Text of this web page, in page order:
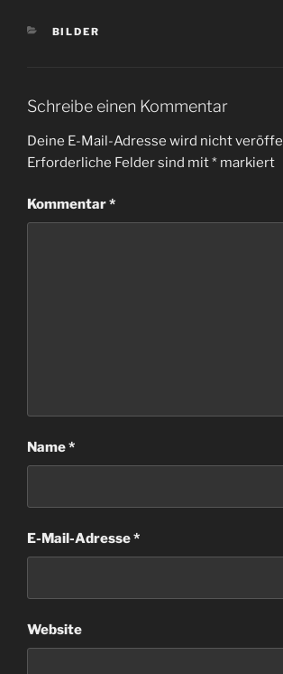
KATEGORIEN
BILDER
Schreibe einen Kommentar
Deine E-Mail-Adresse wird nicht
Erforderliche Felder sind mit* markiert
Kommentar*
Name*
E-Mail-Adresse*
Website